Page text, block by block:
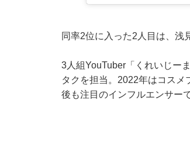
同率2位に入った2人目は、浅
3人組YouTuber「くれいじー
タクを担当。2022年はコス
後も注目のインフルエンサーで